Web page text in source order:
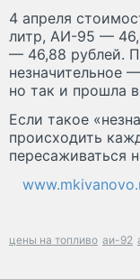
4 апреля
литр, АИ-95 —
— 46,88 рублей.
незначительное
но так и прошла
Если такое
происходить
пересаживаться
цены на топливо аи-92